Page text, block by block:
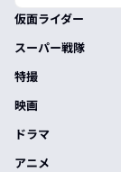
仮面ライダー
スーパー戦隊
特撮
映画
ドラマ
アニメ